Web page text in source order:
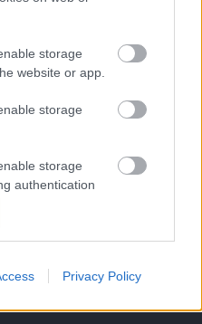
storage
website or app.
storage
storage
authentication
Privacy Policy
a kivitelezők a
napelemes és fűtési
pályázatra
is szakirányú